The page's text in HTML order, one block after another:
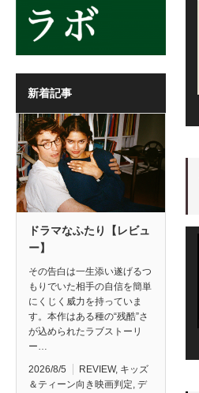
新着記事
ドラマなふたり【レビュ
ー】
その告白は一生添い遂げるつ
もりでいた相手の自信を簡単
にくじく威力を持っていま
す。本作はある種の“残酷”さ
が込められたラブストーリ
ー…
2026/8/5 REVIEW, キッズ
＆ティーン向き映画判定, デ
動